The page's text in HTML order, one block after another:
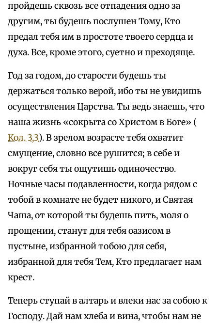
пройдешь сквозь все отпадения одно за
другим, ты будешь послушен Тому, Кто
предал тебя им в простоте твоего сердца и
духа. Все, кроме этого, суетно и преходяще.
Год за годом, до старости будешь ты
держаться только верой, ибо ты не увидишь
осуществления Царства. Ты ведь знаешь, что
наша жизнь «сокрыта со Христом в Боге» (
Кол. 3,3). В зрелом возрасте тебя охватит
смущение, словно все рушится; в себе и
вокруг себя ты ощутишь одиночество.
Ночные часы подавленности, когда рядом с
тобой в комнате не будет никого, и Святая
Чаша, от которой ты будешь пить, моля о
прощении, станут для тебя оазисом в
пустыне, избранной тобою для себя,
избранной для тебя Тем, Кто предлагает нам
крест.
Теперь ступай в алтарь и влеки нас за собою к
Господу. Дай нам хлеба и вина, чтобы нам не